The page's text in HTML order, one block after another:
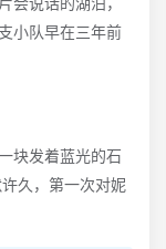
小队早在三年前
块发着蓝光的石
久，第一次对妮